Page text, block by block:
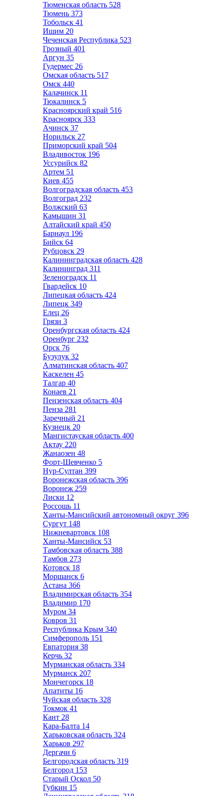
Тюменская область 528
Тюмень 373
Тобольск 41
Ишим 20
Чеченская Республика 523
Грозный 401
Аргун 35
Гудермес 26
Омская область 517
Омск 440
Калачинск 11
Тюкалинск 5
Красноярский край 516
Красноярск 333
Ачинск 37
Норильск 27
Приморский край 504
Владивосток 196
Уссурийск 82
Артем 51
Киев 455
Волгоградская область 453
Волгоград 232
Волжский 63
Камышин 31
Алтайский край 450
Барнаул 196
Бийск 64
Рубцовск 29
Калининградская область 428
Калининград 311
Зеленоградск 11
Гвардейск 10
Липецкая область 424
Липецк 349
Елец 26
Грязи 3
Оренбургская область 424
Оренбург 232
Орск 76
Бузулук 32
Алматинская область 407
Каскелен 45
Талгар 40
Конаев 21
Пензенская область 404
Пенза 281
Заречный 21
Кузнецк 20
Мангистауская область 400
Актау 220
Жанаозен 48
Форт-Шевченко 5
Нур-Султан 399
Воронежская область 396
Воронеж 259
Лиски 12
Россошь 11
Ханты-Мансийский автономный округ 396
Сургут 148
Нижневартовск 108
Ханты-Мансийск 53
Тамбовская область 388
Тамбов 273
Котовск 18
Моршанск 6
Астана 366
Владимирская область 354
Владимир 170
Муром 34
Ковров 31
Республика Крым 340
Симферополь 151
Евпатория 38
Керчь 32
Мурманская область 334
Мурманск 207
Мончегорск 18
Апатиты 16
Чуйская область 328
Токмок 41
Кант 28
Кара-Балта 14
Харьковская область 324
Харьков 297
Дергачи 6
Белгородская область 319
Белгород 153
Старый Оскол 50
Губкин 15